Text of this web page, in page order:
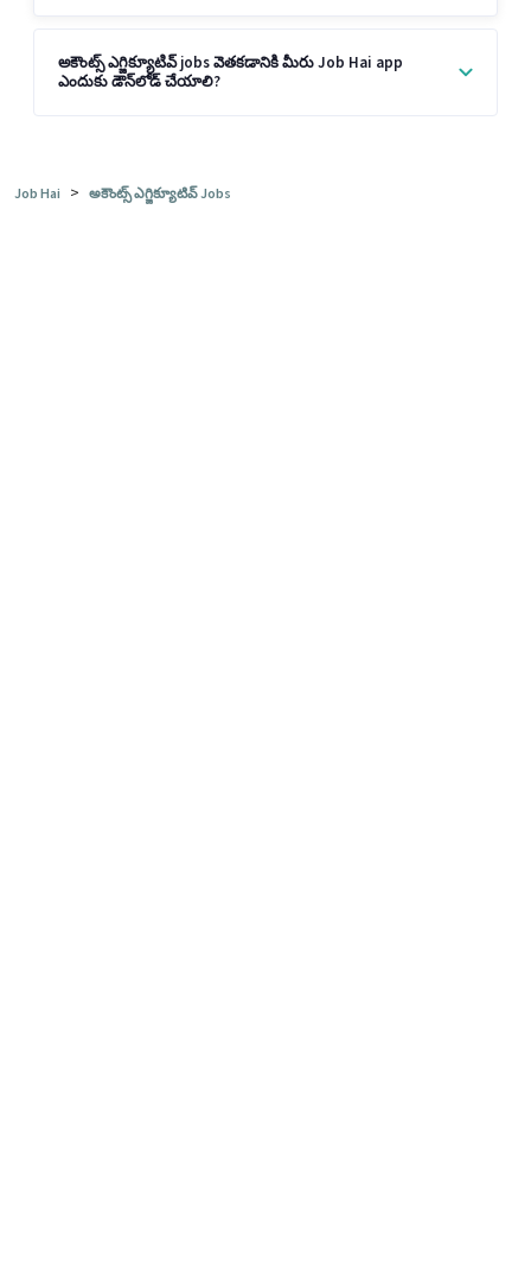
అకౌంట్స్ ఎగ్జిక్యూటివ్ jobs వెతకడానికి మీరు Job Hai app
ఎందుకు డౌన్‌లోడ్ చేయాలి?
Job Hai > అకౌంట్స్ ఎగ్జిక్యూటివ్ Jobs